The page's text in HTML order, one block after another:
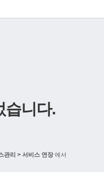
습니다.
관리 > 서비스 연장에서